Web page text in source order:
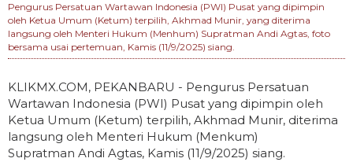
Pengurus Persatuan Wartawan Indonesia (PWI) Pusat yang dipimpin
oleh Ketua Umum (Ketum) terpilih, Akhmad Munir, yang diterima
langsung oleh Menteri Hukum (Menhum) Supratman Andi Agtas, foto
bersama usai pertemuan, Kamis (11/9/2025) siang.
KLIKMX.COM, PEKANBARU - Pengurus Persatuan
Wartawan Indonesia (PWI) Pusat yang dipimpin oleh
Ketua Umum (Ketum) terpilih, Akhmad Munir, diterima
langsung oleh Menteri Hukum (Menkum)
Supratman Andi Agtas, Kamis (11/9/2025) siang.